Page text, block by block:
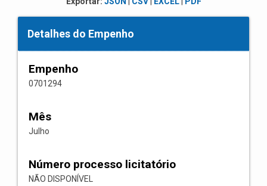
Detalhes do Empenho
Empenho
0701294
Mês
Julho
Número processo licitatório
NÃO DISPONÍVEL